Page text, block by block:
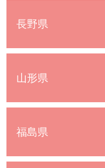
長野県
山形県
福島県